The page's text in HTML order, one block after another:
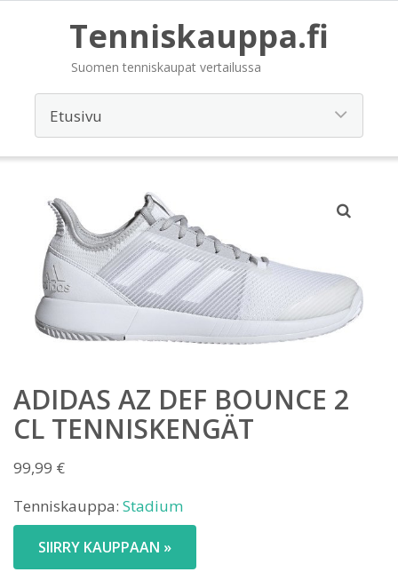
Tenniskauppa.fi
Suomen tenniskaupat vertailussa
ADIDAS AZ DEF BOUNCE 2
CL TENNISKENGÄT
99,99 €
Tenniskauppa: Stadium
SIIRRY KAUPPAAN »